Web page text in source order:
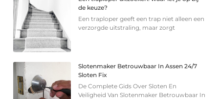
de keuze?
Een traploper geeft een trap niet alleen een
verzorgde uitstraling, maar zorgt
Slotenmaker Betrouwbaar In Assen 24/7
Sloten Fix
De Complete Gids Over Sloten En
Veiligheid Van Slotenmaker Betrouwbaar In